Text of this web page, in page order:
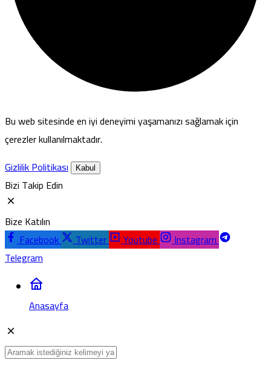
Bu web sitesinde en iyi deneyimi yaşamanızı sağlamak için
çerezler kullanılmaktadır.
Gizlilik Politikası
Kabul
Bizi Takip Edin
Bize Katılın
Facebook
Twitter Youtube
Instagram
Telegram
Anasayfa